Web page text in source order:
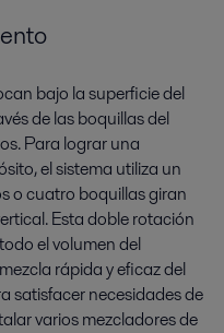
bajo la superficie del
de las boquillas del
Para lograr una
el sistema utiliza un
o cuatro boquillas giran
Esta doble rotación
el volumen del
rápida y eficaz del
satisfacer necesidades de
varios mezcladores de